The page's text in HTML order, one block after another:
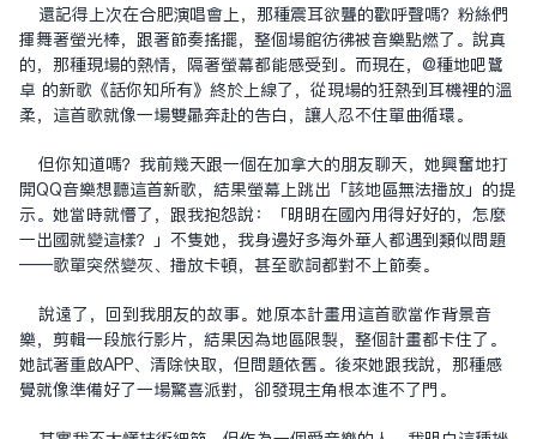
還記得上次在合肥演唱會上，那種震耳欲聾的歡呼聲嗎？粉絲們
揮舞著螢光棒，跟著節奏搖擺，整個場館彷彿被音樂點燃了。說真
的，那種現場的熱情，隔著螢幕都能感受到。而現在，@种地吧鹭
卓 的新歌《话你知所有》終於上線了，從現場的狂熱到耳機裡的溫
柔，這首歌就像一場雙向奔赴的告白，讓人忍不住單曲循環。
但你知道嗎？我前幾天跟一個在加拿大的朋友聊天，她興奮地打
開QQ音樂想聽這首新歌，結果螢幕上跳出「該地區無法播放」的提
示。她當時就懵了，跟我抱怨說：「明明在國內用得好好的，怎麼
一出國就變這樣？」不只她，我身邊好多海外華人都遇到類似問題
——歌單突然變灰、播放卡頓，甚至歌詞都對不上節奏。
說遠了，回到我朋友的故事。她原本計畫用這首歌當作背景音
樂，剪輯一段旅行影片，結果因為地區限制，整個計畫都卡住了。
她試著重啟APP、清除快取，但問題依舊。後來她跟我說，那種感
覺就像準備好了一場驚喜派對，卻發現主角根本進不了門。